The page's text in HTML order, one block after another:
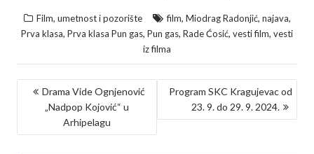
c
b
o
o
k
i
t
e
r
n
e
d
p
y
L
a
e
Film, umetnost i pozorište film, Miodrag Radonjić, najava,
Prva klasa, Prva klasa Pun gas, Pun gas, Rade Ćosić, vesti film, vesti
iz filma
KRETANJE
ČLANKA
Drama Vide Ognjenović
„Nadpop Kojović“ u
Arhipelagu
Program SKC Kragujevac od
23. 9. do 29. 9. 2024.